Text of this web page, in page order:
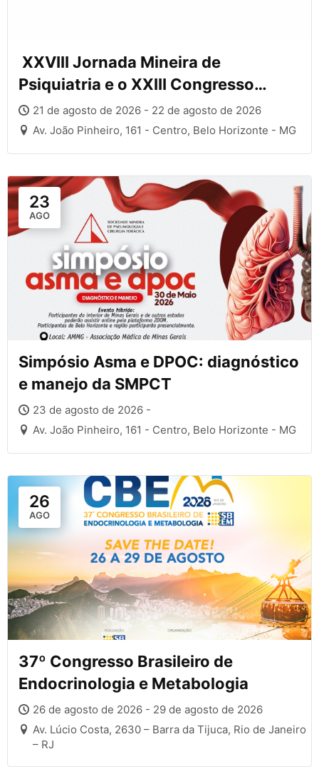
XXVIII Jornada Mineira de
Psiquiatria e o XXIII Congresso
Mineiro de Suicidologia
21 de agosto de 2026 - 22 de agosto de 2026
Av. João Pinheiro, 161 - Centro, Belo Horizonte - MG
23
AGO
Simpósio Asma e DPOC: diagnóstico
e manejo da SMPCT
23 de agosto de 2026 -
Av. João Pinheiro, 161 - Centro, Belo Horizonte - MG
26
AGO
37º Congresso Brasileiro de
Endocrinologia e Metabologia
26 de agosto de 2026 - 29 de agosto de 2026
Av. Lúcio Costa, 2630 – Barra da Tijuca, Rio de Janeiro
– RJ